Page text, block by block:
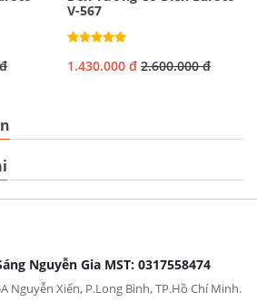
V-567
1.430.000 đ 2.600.000 đ
Nguyễn Gia MST: 0317558474
Nguyễn Xiển, P.Long Bình, TP.Hồ Chí Minh.